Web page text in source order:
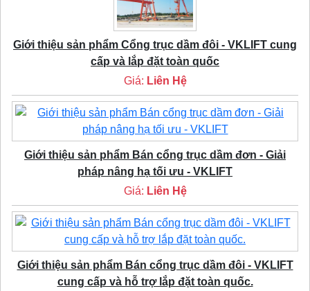
Giới thiệu sản phẩm Cổng trục dầm đôi - VKLIFT cung
cấp và lắp đặt toàn quốc
Giá: Liên Hệ
Giới thiệu sản phẩm Bán cổng trục dầm đơn - Giải
pháp nâng hạ tối ưu - VKLIFT
Giá: Liên Hệ
Giới thiệu sản phẩm Bán cổng trục dầm đôi - VKLIFT
cung cấp và hỗ trợ lắp đặt toàn quốc.